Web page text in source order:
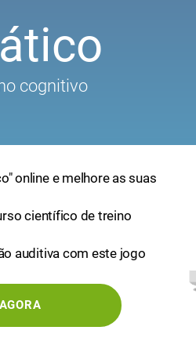
cognitivo
online e melhore as suas
científico de treino
auditiva com este jogo